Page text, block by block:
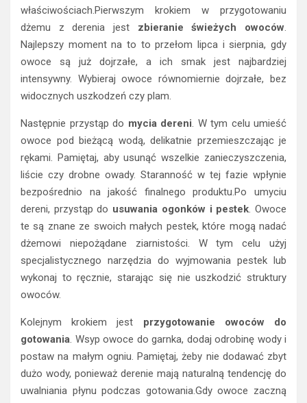
właściwościach.Pierwszym krokiem w przygotowaniu
dżemu z derenia jest zbieranie świeżych owoców
Najlepszy moment na to to przełom lipca i sierpnia, gdy
owoce są już dojrzałe, a ich smak jest najbardziej
intensywny. Wybieraj owoce równomiernie dojrzałe, bez
widocznych uszkodzeń czy plam.
Następnie przystąp do mycia dereni . W tym celu umieść
owoce pod bieżącą wodą, delikatnie przemieszczając je
rękami. Pamiętaj, aby usunąć wszelkie zanieczyszczenia,
liście czy drobne owady. Staranność w tej fazie wpłynie
bezpośrednio na jakość finalnego produktu.Po umyciu
dereni, przystąp do usuwania ogonków i pestek . Owoce
te są znane ze swoich małych pestek, które mogą nadać
dżemowi niepożądane ziarnistości. W tym celu użyj
specjalistycznego narzędzia do wyjmowania pestek lub
wykonaj to ręcznie, starając się nie uszkodzić struktury
owoców.
Kolejnym krokiem jest przygotowanie owoców do
gotowania . Wsyp owoce do garnka, dodaj odrobinę wody i
postaw na małym ogniu. Pamiętaj, żeby nie dodawać zbyt
dużo wody, ponieważ derenie mają naturalną tendencję do
uwalniania płynu podczas gotowania.Gdy owoce zaczną